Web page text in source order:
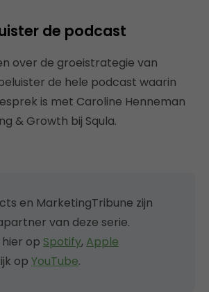
de podcast
over de groeistrategie van
de hele podcast waarin
is met Caroline Henneman
& Growth bij Squla.
en MarketingTribune zijn
van deze serie.
op Spotify, Apple
op YouTube.